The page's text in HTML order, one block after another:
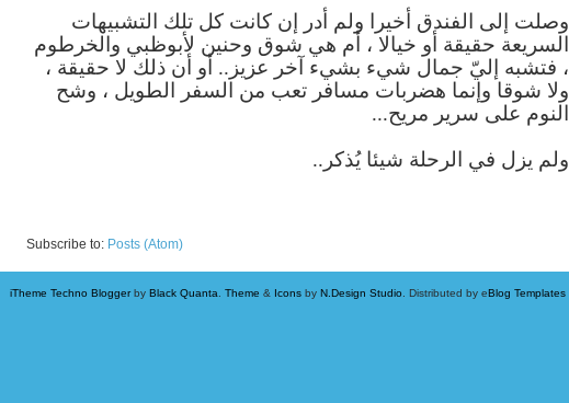
وصلت إلى الفندق أخيرا ولم أدر إن كانت كل تلك التشبيهات
السريعة حقيقة أو خيالا ، أم هي شوق وحنين لأبوظبي والخرطوم
، فتشبه إليّ جمال شيء بشيء آخر عزيز.. أو أن ذلك لا حقيقة ،
ولا شوقا وإنما هضربات مسافر تعب من السفر الطويل ، وشح
النوم على سرير مريح...
ولم يزل في الرحلة شيئا يُذكر..
Subscribe to: Posts (Atom)
iTheme Techno Bloggerby Black Quanta Theme & Icons by N.Design Studio . Distributed by eBlog Templates